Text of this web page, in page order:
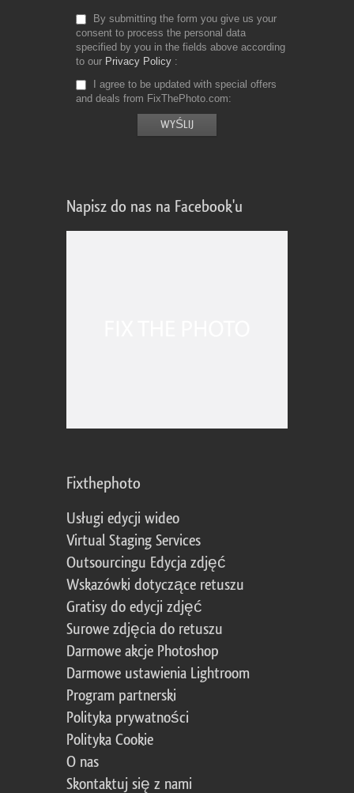
By submitting the form you give us your
consent to process the personal data
specified by you in the fields above according
to our Privacy Policy
I agree to be updated with special offers
and deals from FixThePhoto.com
Napisz do nas na Facebook'u
Fixthephoto
Usługi edycji wideo
Virtual Staging Services
Outsourcingu Edycja zdjęć
Wskazówki dotyczące retuszu
Gratisy do edycji zdjęć
Surowe zdjęcia do retuszu
Darmowe akcje Photoshop
Darmowe ustawienia Lightroom
Program partnerski
Polityka prywatności
Polityka Cookie
O nas
Skontaktuj się z nami